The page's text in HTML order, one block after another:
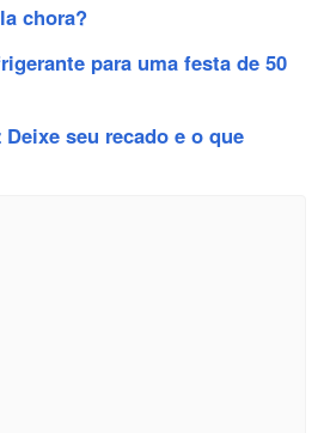
chora?
para uma festa de 50
seu recado e o que